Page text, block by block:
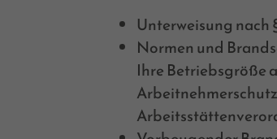
Unterweisung nach
Normen und
Ihre Betriebsgröße